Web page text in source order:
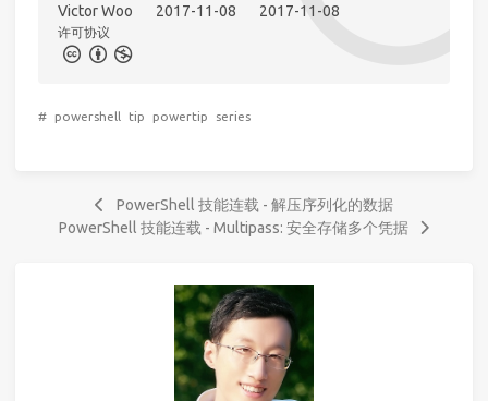
Victor Woo 2017-11-08 2017-11-08
许可协议
# powershell tip powertip series
PowerShell 技能连载 - 解压序列化的数据
PowerShell 技能连载 - Multipass: 安全存储多个凭据